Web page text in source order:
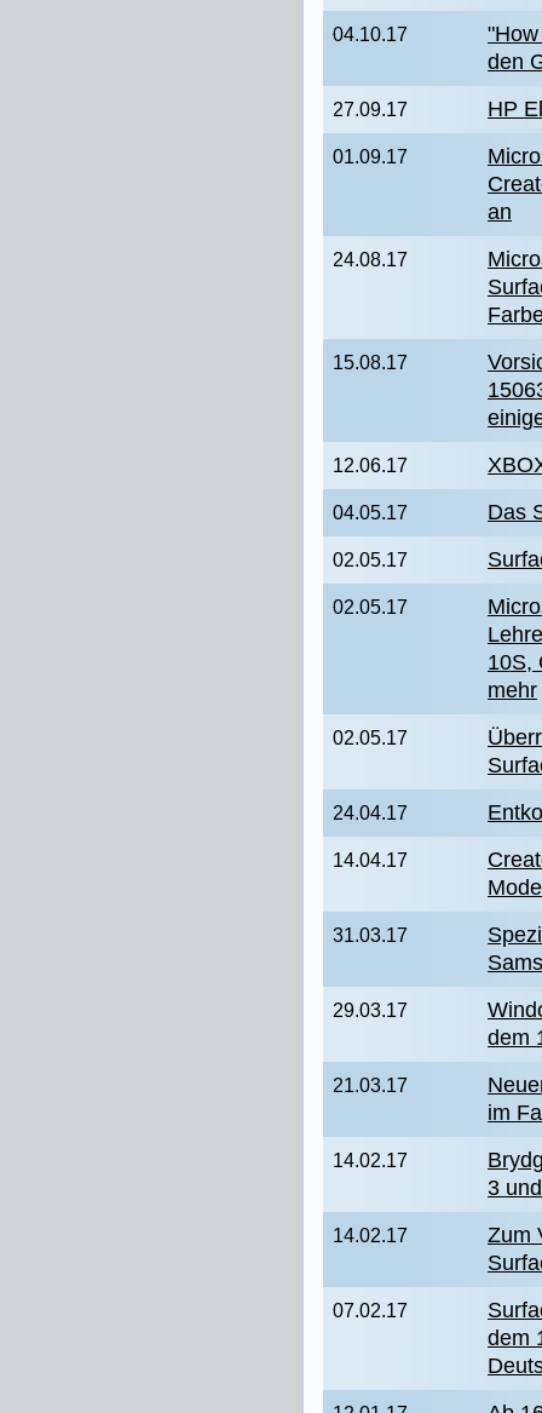
04.10.17
den
27.09.17 HP
01.09.17
an
24.08.17
15.08.17
12.06.17
04.05.17 Das
02.05.17
02.05.17
10S,
mehr
02.05.17
24.04.17
14.04.17
31.03.17
29.03.17
dem
21.03.17
im
14.02.17
3
14.02.17
Zum
07.02.17
dem